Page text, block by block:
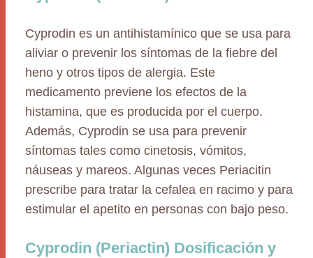
Cyprodin es un antihistamínico que se usa para
aliviar o prevenir los síntomas de la fiebre del
heno y otros tipos de alergia. Este
medicamento previene los efectos de la
histamina, que es producida por el cuerpo.
Además, Cyprodin se usa para prevenir
síntomas tales como cinetosis, vómitos,
náuseas y mareos. Algunas veces Periacitin
prescribe para tratar la cefalea en racimo y para
estimular el apetito en personas con bajo peso.
Cyprodin (Periactin) Dosificación y